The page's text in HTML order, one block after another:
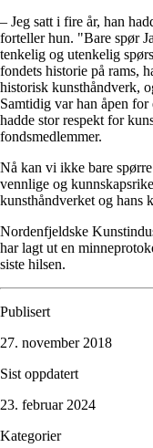
– Jeg satt i fire år, han
forteller hun. "Bare spør
tenkelig og utenkelig
fondets historie på rams,
historisk kunsthåndverk,
Samtidig var han åpen
hadde stor respekt for
fondsmedlemmer.
Nå kan vi ikke bare
vennlige og
kunsthåndverket og
Nordenfjeldske
har lagt ut en
siste hilsen.
Publisert
27. november 2018
Sist oppdatert
23. februar 2024
Kategorier